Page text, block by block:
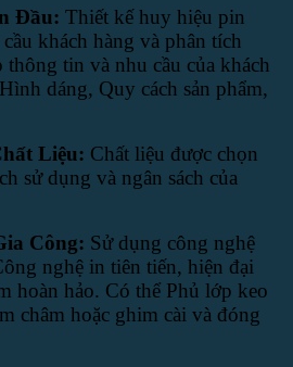
Đầu: Thiết kế huy hiệu pin
khách hàng và phân tích
tin và nhu cầu của khách
dáng, Quy cách sản phẩm,
Liệu: Chất liệu được chọn
sử dụng và ngân sách của
Công: Sử dụng công nghệ
nghệ in tiên tiến, hiện đại
hoàn hảo. Có thể Phủ lớp keo
châm hoặc ghim cài và đóng